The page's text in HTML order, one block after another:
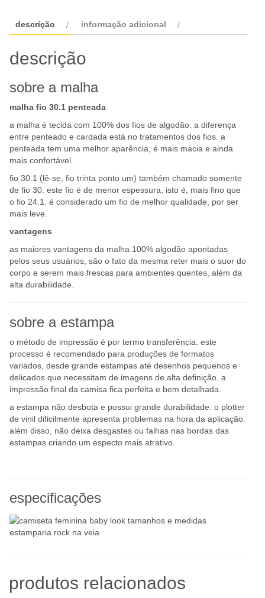
descrição informação adicional
descrição
sobre a malha
malha fio 30.1 penteada
a malha é tecida com 100% dos fios de algodão. a diferença
entre penteado e cardada está no tratamentos dos fios. a
penteada tem uma melhor aparência, é mais macia e ainda
mais confortável.
fio 30.1 (lê-se, fio trinta ponto um) também chamado somente
de fio 30. este fio é de menor espessura, isto é, mais fino que
o fio 24.1. é considerado um fio de melhor qualidade, por ser
mais leve.
vantagens
as maiores vantagens da malha 100% algodão apontadas
pelos seus usuários, são o fato da mesma reter mais o suor do
corpo e serem mais frescas para ambientes quentes, além da
alta durabilidade.
sobre a estampa
o método de impressão é por termo transferência. este
processo é recomendado para produções de formatos
variados, desde grande estampas até desenhos pequenos e
delicados que necessitam de imagens de alta definição. a
impressão final da camisa fica perfeita e bem detalhada.
a estampa não desbota e possui grande durabilidade. o plotter
de vinil dificilmente apresenta problemas na hora da aplicação.
além disso, não deixa desgastes ou falhas nas bordas das
estampas criando um especto mais atrativo.
especificações
produtos relacionados